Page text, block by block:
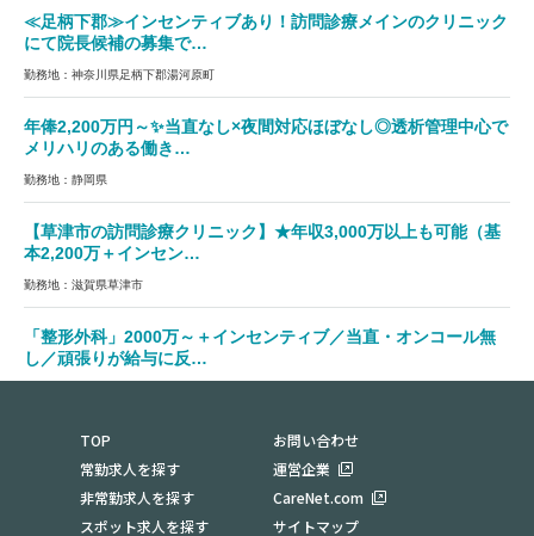
≪足柄下郡≫インセンティブあり！訪問診療メインのクリニック
にて院長候補の募集で…
勤務地：神奈川県足柄下郡湯河原町
年俸2,200万円～✨当直なし×夜間対応ほぼなし◎透析管理中心で
メリハリのある働き…
勤務地：静岡県
【草津市の訪問診療クリニック】★年収3,000万以上も可能（基
本2,200万＋インセン…
勤務地：滋賀県草津市
「整形外科」2000万～＋インセンティブ／当直・オンコール無
し／頑張りが給与に反…
TOP
常勤求人を探す
非常勤求人を探す
スポット求人を探す
お問い合わせ
運営企業
CareNet.com
サイトマップ